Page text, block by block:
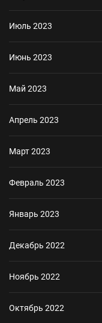
Июль 2023
Июнь 2023
Май 2023
Апрель 2023
Март 2023
Февраль 2023
Январь 2023
Декабрь 2022
Ноябрь 2022
Октябрь 2022